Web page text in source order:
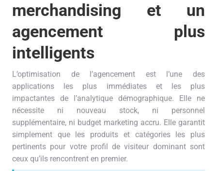
merchandising et un
agencement plus
intelligents
L’optimisation de l’agencement est l’une des
applications les plus immédiates et les plus
impactantes de l’analytique démographique. Elle ne
nécessite ni nouveau stock, ni personnel
supplémentaire, ni budget marketing accru. Elle garantit
simplement que les produits et catégories les plus
pertinents pour votre profil de visiteur dominant sont
ceux qu’ils rencontrent en premier.